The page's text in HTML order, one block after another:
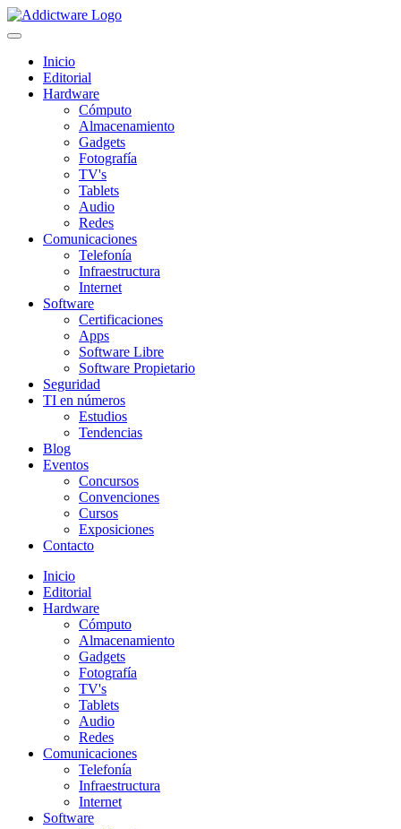
Inicio
Editorial
Hardware
Cómputo
Almacenamiento
Gadgets
Fotografía
TV's
Tablets
Audio
Redes
Comunicaciones
Telefonía
Infraestructura
Internet
Software
Certificaciones
Apps
Software Libre
Software Propietario
Seguridad
TI en números
Estudios
Tendencias
Blog
Eventos
Concursos
Convenciones
Cursos
Exposiciones
Contacto
Inicio
Editorial
Hardware
Cómputo
Almacenamiento
Gadgets
Fotografía
TV's
Tablets
Audio
Redes
Comunicaciones
Telefonía
Infraestructura
Internet
Software